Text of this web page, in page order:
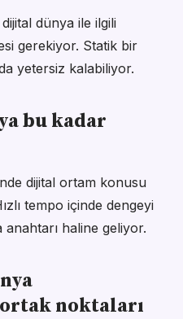
dünya ile ilgili
gerekiyor. Statik bir
yetersiz kalabiliyor.
bu kadar
dijital ortam konusu
tempo içinde dengeyi
haline geliyor.
noktaları